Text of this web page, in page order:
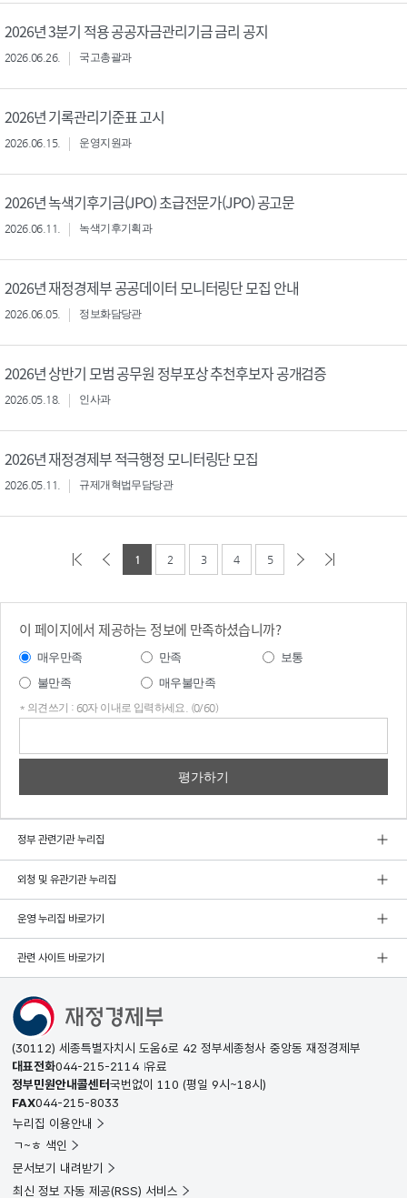
2026년 3분기 적용 공공자금관리기금 금리 공지
2026.06.26. 국고총괄과
2026년 기록관리기준표 고시
2026.06.15. 운영지원과
2026년 녹색기후기금(JPO) 초급전문가(JPO) 공고문
2026.06.11. 녹색기후기획과
2026년 재정경제부 공공데이터 모니터링단 모집 안내
2026.06.05. 정보화담당관
2026년 상반기 모범 공무원 정부포상 추천후보자 공개검증
2026.05.18. 인사과
2026년 재정경제부 적극행정 모니터링단 모집
2026.05.11. 규제개혁법무담당관
1 2 3 4 5
이 페이지에서 제공하는 정보에 만족하셨습니까?
매우만족 만족
보통
불만족
매우불만족
* 의견쓰기 : 60자 이내로 입력하세요. (0/60)
정부 관련기관 누리집
외청 및 유관기관 누리집
운영 누리집 바로가기
관련 사이트 바로가기
(30112) 세종특별자치시 도움6로 42 정부세종청사 중앙동 재정경제부
대표전화044-215-2114 유료
정부민원안내콜센터국번없이 110 (평일 9시~18시)
FAX044-215-8033
누리집 이용안내
ㄱ~ㅎ 색인
문서보기 내려받기
최신 정보 자동 제공(RSS) 서비스